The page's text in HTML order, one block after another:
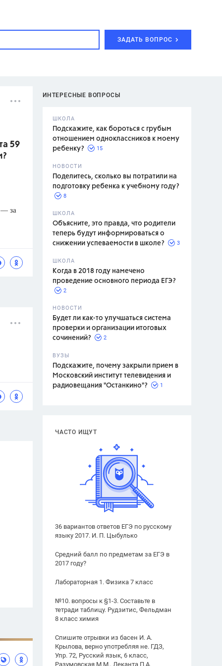
ЗАДАТЬ ВОПРОС
ИНТЕРЕСНЫЕ ВОПРОСЫ
ШКОЛА
Подскажите, как бороться с грубым
отношением одноклассников к моему
ребенку?
15
НОВОСТИ
Поделитесь, сколько вы потратили на
подготовку ребенка к учебному году?
8
ШКОЛА
Объясните, это правда, что родители
теперь будут информироваться о
снижении успеваемости в школе?
3
ШКОЛА
Когда в 2018 году намечено
проведение основного периода ЕГЭ?
2
НОВОСТИ
Будет ли как-то улучшаться система
проверки и организации итоговых
сочинений?
2
ВУЗЫ
Подскажите, почему закрыли прием в
Московский институт телевидения и
радиовещания "Останкино"?
1
ЧАСТО ИЩУТ
36 вариантов ответов ЕГЭ по русскому
языку 2017. И. П. Цыбулько
Средний балл по предметам за ЕГЭ в
2017 году?
Лабораторная 1. Физика 7 класс
№10. вопросы к §1-3. Составьте в
тетради таблицу. Рудзитис, Фельдман
8 класс химия
Спишите отрывки из басен И. А.
Крылова, верно употребляя не. ГДЗ,
Упр. 72, Русский язык, 6 класс,
Разумовская М.М., Леканта П.А.
59
— за